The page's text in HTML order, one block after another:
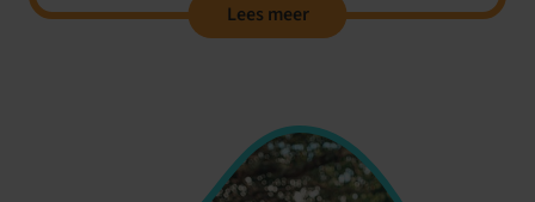
Lees meer